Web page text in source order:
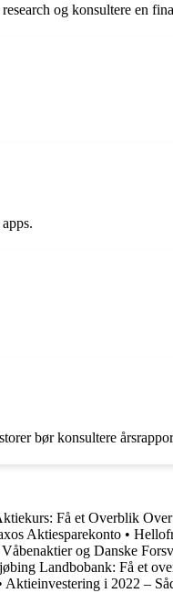
og konsultere en
bør konsultere
Få et Overblik
Aktiesparekonto •
og Danske
Landbobank: Få et
Aktieinvestering i 2022 –